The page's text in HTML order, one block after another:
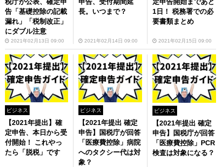
告「基礎控除の記載
漏れ」「税制改正」
にダブル注意
2021年02月13日 09:00
長。いつまで？
2021年02月14日 09:00
定申告開始まであと
1日！ 税務署での必
要書類まとめ
2021年02月15日 09:00
ビジネス
【2021年提出】確
定申告、本日から受
付開始！ これやっ
たら「脱税」です
ビジネス
【2021年提出 確定
申告】国税庁が回答
「医療費控除」病院
へのタクシー代は対
象？
ビジネス
【2021年提出 確定
申告】国税庁が回答
「医療費控除」PCR
検査は対象になる？